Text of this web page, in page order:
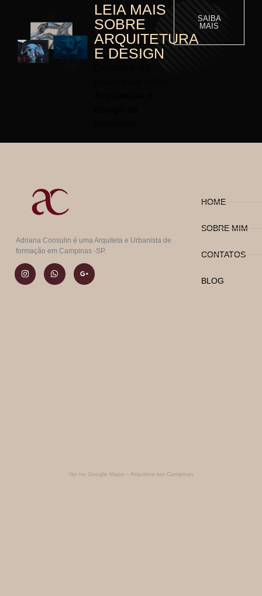
LEIA MAIS
SOBRE
ARQUITETURA
E DESIGN
SAIBA
MAIS
Adriana Consulin é uma Arquiteta e Urbanista de
formação em Campinas -SP.
HOME
SOBRE MIM
CONTATOS
BLOG
Ver no Google Maps – Arquiteta em Campinas